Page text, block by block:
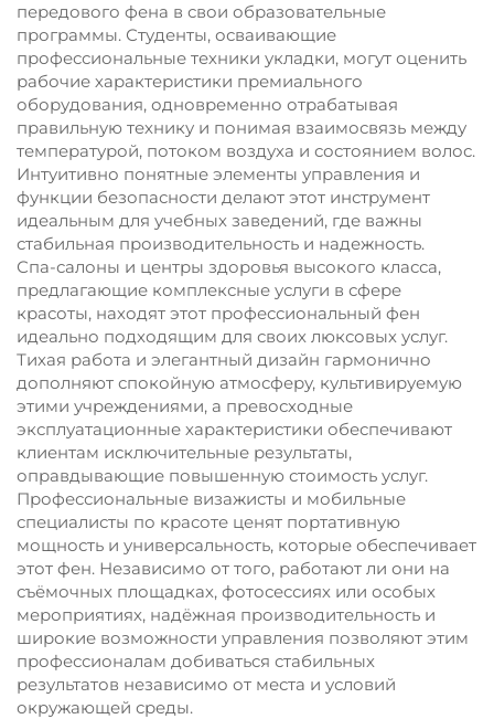
передового фена в свои образовательные
программы. Студенты, осваивающие
профессиональные техники укладки, могут оценить
рабочие характеристики премиального
оборудования, одновременно отрабатывая
правильную технику и понимая взаимосвязь между
температурой, потоком воздуха и состоянием волос.
Интуитивно понятные элементы управления и
функции безопасности делают этот инструмент
идеальным для учебных заведений, где важны
стабильная производительность и надежность.
Спа-салоны и центры здоровья высокого класса,
предлагающие комплексные услуги в сфере
красоты, находят этот профессиональный фен
идеально подходящим для своих люксовых услуг.
Тихая работа и элегантный дизайн гармонично
дополняют спокойную атмосферу, культивируемую
этими учреждениями, а превосходные
эксплуатационные характеристики обеспечивают
клиентам исключительные результаты,
оправдывающие повышенную стоимость услуг.
Профессиональные визажисты и мобильные
специалисты по красоте ценят портативную
мощность и универсальность, которые обеспечивает
этот фен. Независимо от того, работают ли они на
съёмочных площадках, фотосессиях или особых
мероприятиях, надёжная производительность и
широкие возможности управления позволяют этим
профессионалам добиваться стабильных
результатов независимо от места и условий
окружающей среды.